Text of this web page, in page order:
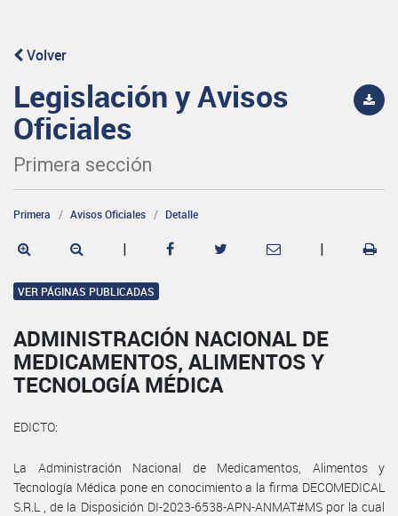
Volver
Legislación y Avisos
Oficiales
Primera sección
Primera Avisos Oficiales Detalle
| |
VER PÁGINAS PUBLICADAS
ADMINISTRACIÓN NACIONAL DE
MEDICAMENTOS, ALIMENTOS Y
TECNOLOGÍA MÉDICA
EDICTO:
La Administración Nacional de Medicamentos, Alimentos y
Tecnología Médica pone en conocimiento a la firma DECOMEDICAL
S.R.L , de la Disposición DI-2023-6538-APN-ANMAT#MS por la cual